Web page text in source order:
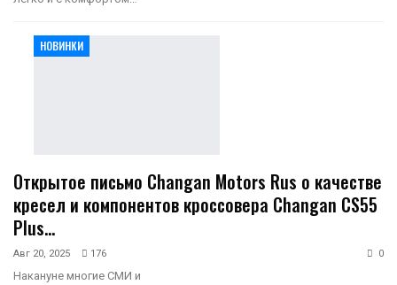
НОВИНКИ
Открытое письмо Changan Motors Rus о качестве
кресел и компонентов кроссовера Changan CS55
Plus…
Авг 20, 2025 176 0
Накануне многие СМИ и